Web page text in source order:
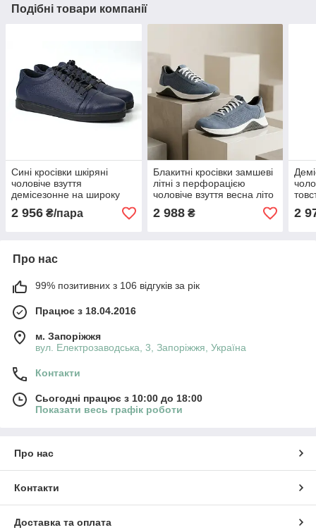
Подібні товари компанії
Сині кросівки шкіряні
чоловіче взуття
демісезонне на широку
Gushe Flot Blu
2 956 ₴/пара
Блакитні кросівки замшеві
літні з перфорацією
чоловіче взуття весна літо
Rosso Avangard DolGa Sky
Blue Vel Perf
2 988₴ 2
Про нас
99% позитивних з 106 відгуків за рік
Працює з 18.04.2016
м. Запоріжжя
вул. Електрозаводська, 3, Запоріжжя, Україна
Контакти
Сьогодні працює з 10:00 до 18:00
Показати весь графік роботи
Про нас
Контакти
Доставка та оплата